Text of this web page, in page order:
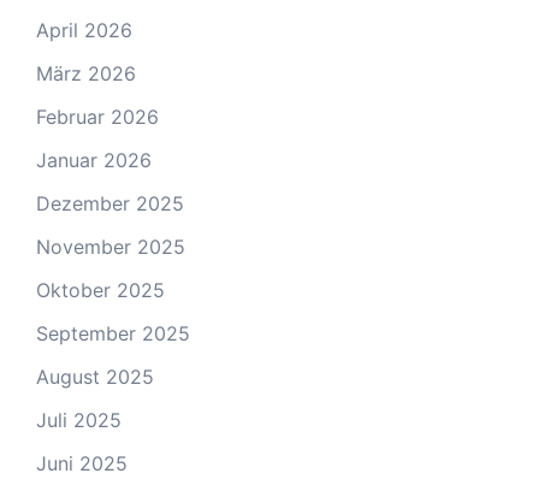
April 2026
März 2026
Februar 2026
Januar 2026
Dezember 2025
November 2025
Oktober 2025
September 2025
August 2025
Juli 2025
Juni 2025